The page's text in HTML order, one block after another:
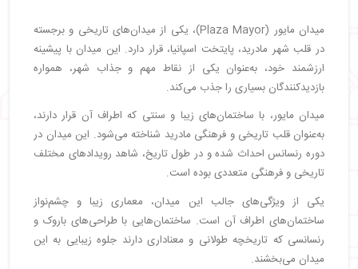
میدان مایور (Plaza Mayor)، یکی از میدان‌های تاریخی و برجسته
در قلب شهر مادرید، پایتخت اسپانیا، قرار دارد. این میدان با پیشینه
ارزشمند خود، به‌عنوان یکی از نقاط مهم و جذاب شهر، همواره
بازدیدکنندگان بسیاری را جذب می‌کند.
میدان مایور، با ساختمان‌های زیبا و سنتی که اطراف آن قرار دارند،
به‌عنوان قلب تاریخی و فرهنگی مادرید شناخته می‌شود. این میدان در
دوره رنسانس احداث شده و در طول تاریخ، شاهد رویدادهای مختلف
تاریخی و فرهنگی متعددی بوده است.
یکی از ویژگی‌های جالب این میدان، معماری زیبا و چشم‌نواز
ساختمان‌های اطراف آن است. ساختمان‌هایی با طراحی‌های باروک و
رنسانسی که تاریخچه طولانی و معناداری دارند جلوه زیبایی به این
میدان می‌بخشند.